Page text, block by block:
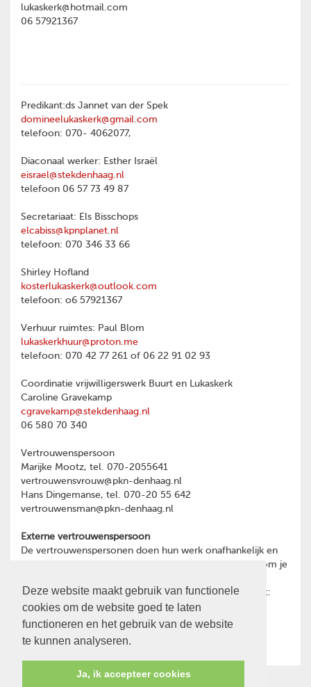
Deze website maakt gebruik van functionele
cookies om de website goed te laten
functioneren en het gebruik van de website
te kunnen analyseren.
Ja, ik accepteer cookies
lukaskerk@hotmail.com
06 57921367
Predikant:ds Jannet van der Spek
domineelukaskerk@gmail.com
telefoon: 070- 4062077,
Diaconaal werker: Esther Israël
eisrael@stekdenhaag.nl
telefoon 06 57 73 49 87
Secretariaat: Els Bisschops
elcabiss@kpnplanet.nl
telefoon: 070 346 33 66
Shirley Hofland
kosterlukaskerk@outlook.com
telefoon: o6 57921367
Verhuur ruimtes: Paul Blom
lukaskerkhuur@proton.me
telefoon: 070 42 77 261 of 06 22 91 02 93
Coordinatie vrijwilligerswerk Buurt en Lukaskerk
Caroline Gravekamp
cgravekamp@stekdenhaag.nl
06 580 70 340
Vertrouwenspersoon
Marijke Mootz, tel. 070-2055641
vertrouwensvrouw@pkn-denhaag.nl
Hans Dingemanse, tel. 070-20 55 642
vertrouwensman@pkn-denhaag.nl
Externe vertrouwenspersoon
De vertrouwenspersonen doen hun werk onafhankelijk en
hebben geheimhoudingsplicht. Heb je een reden waarom je
vertrouwenspersoon, dan kun je contact opnemen met:
Ina Oost
psychotherapeut en GZ-psycholoog
06-28466591